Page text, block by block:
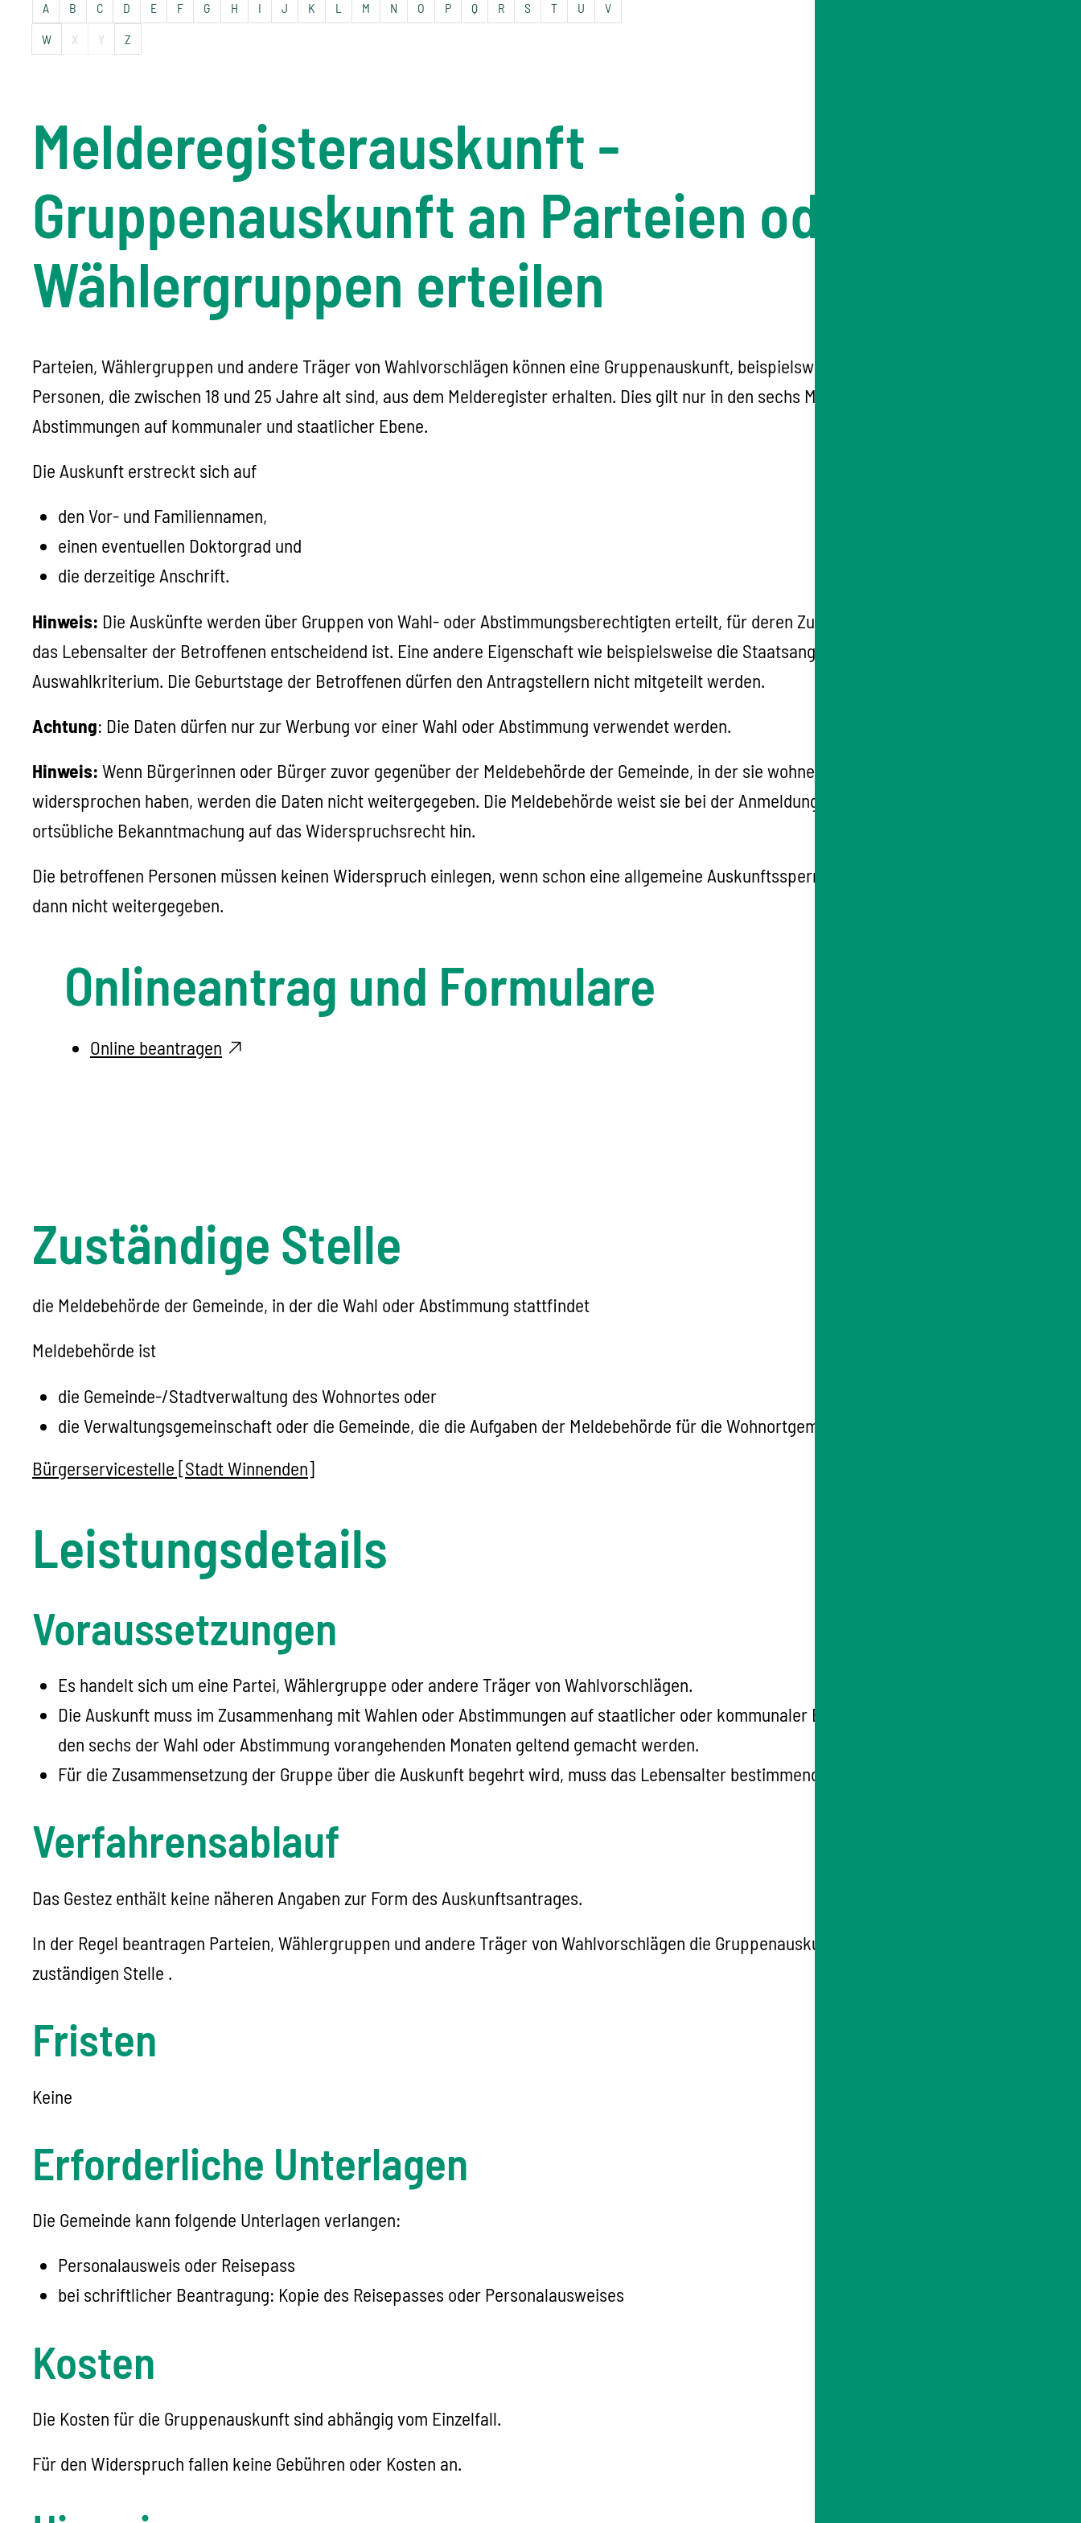
A B C D E F G H I J K L M N O P Q R S T U V
W X Y Z
Melderegisterauskunft -
Gruppenauskunft an Parteien oder
Wählergruppen erteilen
Parteien, Wählergruppen und andere Träger von Wahlvorschlägen können eine Gruppenauskunft, beispielsweise die Nennung aller
Personen, die zwischen 18 und 25 Jahre alt sind, aus dem Melderegister erhalten. Dies gilt nur in den sechs Monaten vor Wahlen und
Abstimmungen auf kommunaler und staatlicher Ebene.
Die Auskunft erstreckt sich auf
den Vor- und Familiennamen,
einen eventuellen Doktorgrad und
die derzeitige Anschrift.
Hinweis: Die Auskünfte werden über Gruppen von Wahl- oder Abstimmungsberechtigten erteilt, für deren Zusammensetzung ausschließlich
das Lebensalter der Betroffenen entscheidend ist. Eine andere Eigenschaft wie beispielsweise die Staatsangehörigkeit ist kein
Auswahlkriterium. Die Geburtstage der Betroffenen dürfen den Antragstellern nicht mitgeteilt werden.
Achtung: Die Daten dürfen nur zur Werbung vor einer Wahl oder Abstimmung verwendet werden.
Hinweis: Wenn Bürgerinnen oder Bürger zuvor gegenüber der Meldebehörde der Gemeinde, in der sie wohnen, der Weitergabe
widersprochen haben, werden die Daten nicht weitergegeben. Die Meldebehörde weist sie bei der Anmeldung sowie einmal jährlich durch
ortsübliche Bekanntmachung auf das Widerspruchsrecht hin.
Die betroffenen Personen müssen keinen Widerspruch einlegen, wenn schon eine allgemeine Auskunftssperre besteht. Die Daten werden
dann nicht weitergegeben.
Onlineantrag und Formulare
Online beantragen
Zuständige Stelle
die Meldebehörde der Gemeinde, in der die Wahl oder Abstimmung stattfindet
Meldebehörde ist
die Gemeinde-/Stadtverwaltung des Wohnortes oder
die Verwaltungsgemeinschaft oder die Gemeinde, die die Aufgaben der Meldebehörde für die Wohnortgemeinde erfüllt.
Bürgerservicestelle [Stadt Winnenden]
Leistungsdetails
Voraussetzungen
Es handelt sich um eine Partei, Wählergruppe oder andere Träger von Wahlvorschlägen.
Die Auskunft muss im Zusammenhang mit Wahlen oder Abstimmungen auf staatlicher oder kommunaler Ebene stehen und kann nur in
den sechs der Wahl oder Abstimmung vorangehenden Monaten geltend gemacht werden.
Für die Zusammensetzung der Gruppe über die Auskunft begehrt wird, muss das Lebensalter bestimmend sein.
Verfahrensablauf
Das Gestez enthält keine näheren Angaben zur Form des Auskunftsantrages.
In der Regel beantragen Parteien, Wählergruppen und andere Träger von Wahlvorschlägen die Gruppenauskunft aber schriftlich bei der
zuständigen Stelle .
Fristen
Keine
Erforderliche Unterlagen
Die Gemeinde kann folgende Unterlagen verlangen:
Personalausweis oder Reisepass
bei schriftlicher Beantragung: Kopie des Reisepasses oder Personalausweises
Kosten
Die Kosten für die Gruppenauskunft sind abhängig vom Einzelfall.
Für den Widerspruch fallen keine Gebühren oder Kosten an.